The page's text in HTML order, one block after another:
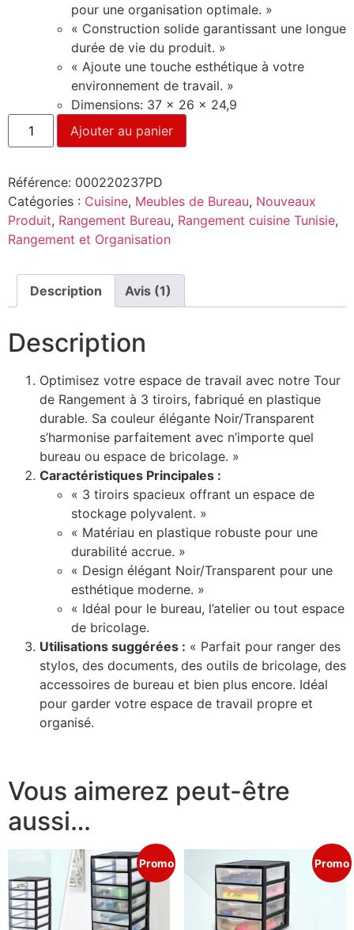
pour une organisation optimale. »
« Construction solide garantissant une longue
durée de vie du produit. »
« Ajoute une touche esthétique à votre
environnement de travail. »
Dimensions: 37 x 26 x 24,9
Ajouter au panier
Référence: 000220237PD
Catégories : Cuisine, Meubles de Bureau, Nouveaux
Produit, Rangement Bureau, Rangement cuisine Tunisie,
Rangement et Organisation
Description Avis (1)
Description
Optimisez votre espace de travail avec notre Tour
de Rangement à 3 tiroirs, fabriqué en plastique
durable. Sa couleur élégante Noir/Transparent
s’harmonise parfaitement avec n’importe quel
bureau ou espace de bricolage. »
Caractéristiques Principales :
« 3 tiroirs spacieux offrant un espace de
stockage polyvalent. »
« Matériau en plastique robuste pour une
durabilité accrue. »
« Design élégant Noir/Transparent pour une
esthétique moderne. »
« Idéal pour le bureau, l’atelier ou tout espace
de bricolage.
Utilisations suggérées : « Parfait pour ranger des
stylos, des documents, des outils de bricolage, des
accessoires de bureau et bien plus encore. Idéal
pour garder votre espace de travail propre et
organisé.
Vous aimerez peut-être
aussi…
Promo Promo